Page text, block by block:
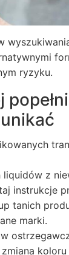
ryzyku.
z
instrukcje
tanich
marki.